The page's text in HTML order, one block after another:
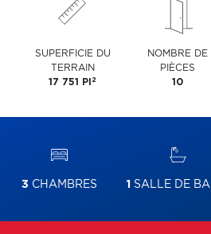
SUPERFICIE DU
TERRAIN
17 751 PI 2
NOMBRE DE
PIÈCES
10
3 CHAMBRES 1 SALLE DE